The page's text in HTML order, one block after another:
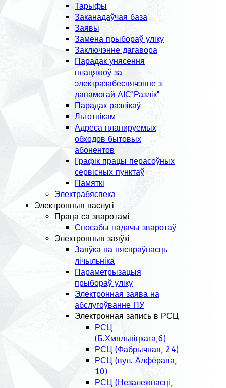
Тарыфы
Заканадаўчая база
Заявы
Замена прыбораў уліку
Заключэнне дагавора
Парадак унясення
плацяжоў за
электразабеспячэнне з
дапамогай АІС"Разлік"
Парадак разлікаў
Льготнікам
Адреса планируемых
обходов бытовых
абонентов
Графік працы перасоўных
сервісных пунктаў
Памяткі
Электрабяспека
Электронныя паслугі
Праца са зваротамі
Спосабы падачы зваротаў
Электронныя заяўкі
Заяўка на няспраўнасць
лічыльніка
Параметрызацыя
прыбораў уліку
Электронная заява на
абслугоўванне ПУ
Электронная запись в РСЦ
РСЦ
(Б.Хмяльніцкага,6)
РСЦ (Фабрычная, 24)
РСЦ (вул. Алфёрава,
10)
РСЦ (Незалежнасці,